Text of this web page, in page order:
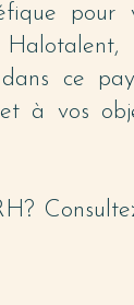
pour
ce
à vos